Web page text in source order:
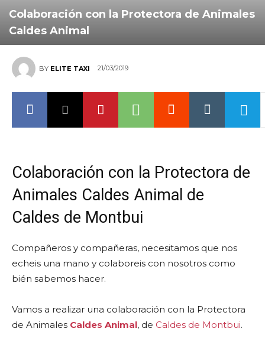
Colaboración con la Protectora de Animales
Caldes Animal
BY ELITE TAXI 21/03/2019
Colaboración con la Protectora de
Animales Caldes Animal de
Caldes de Montbui
Compañeros y compañeras, necesitamos que nos
echeis una mano y colaboreis con nosotros como
bién sabemos hacer.
Vamos a realizar una colaboración con la Protectora
de Animales Caldes Animal, de Caldes de Montbui.